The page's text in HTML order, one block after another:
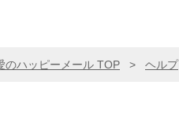
のハッピーメール TOP > ヘルプ